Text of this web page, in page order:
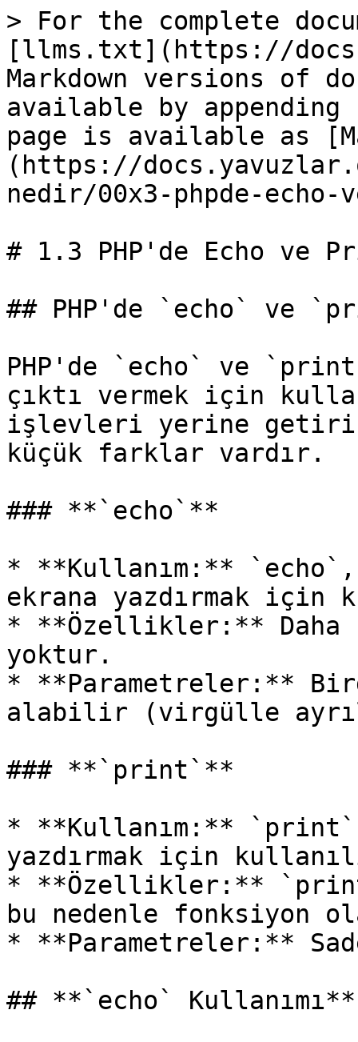
> For the complete
[llms.txt](https://
Markdown versions of
available by
page is available as
(https://
nedir/00x3-phpde-
# 1.3 PHP'de Echo ve
## PHP'de `echo` ve
PHP'de `echo` ve
çıktı vermek için
işlevleri yerine
küçük farklar vardır.
### **`echo`**
* **Kullanım:**
ekrana yazdırmak için
* **Özellikler:** Daha
yoktur.
* **Parametreler:**
alabilir (virgülle
### **`print`**
* **Kullanım:**
yazdırmak için
* **Özellikler:**
bu nedenle fonksiyon
* **Parametreler:**
## **`echo` Kullanımı**